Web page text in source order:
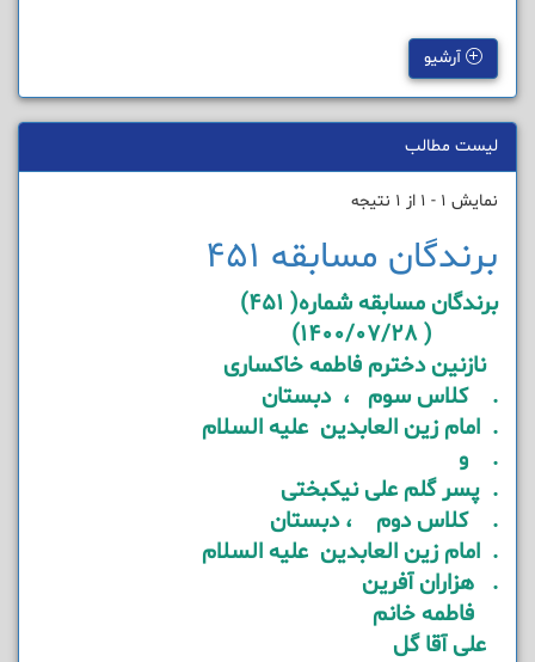
آرشیو
لیست مطالب
نمایش 1 - 1 از 1 نتیجه
برندگان مسابقه 451
برندگان مسابقه شماره( 451)
( 1400/07/28)
نازنین دخترم فاطمه خاکساری
. کلاس سوم ، دبستان
. امام زین العابدین علیه السلام
. و
. پسر گلم علی نیکبختی
. کلاس دوم ، دبستان
. امام زین العابدین علیه السلام
. هزاران آفرین
فاطمه خانم
علی آقا گل